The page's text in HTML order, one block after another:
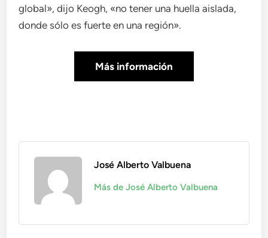
global», dijo Keogh, «no tener una huella aislada,
donde sólo es fuerte en una región».
Más información
José Alberto Valbuena
Más de José Alberto Valbuena